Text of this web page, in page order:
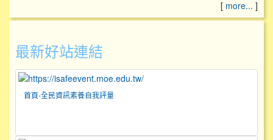
[ more... ]
最新好站連結
首頁-全民資訊素養自我評量